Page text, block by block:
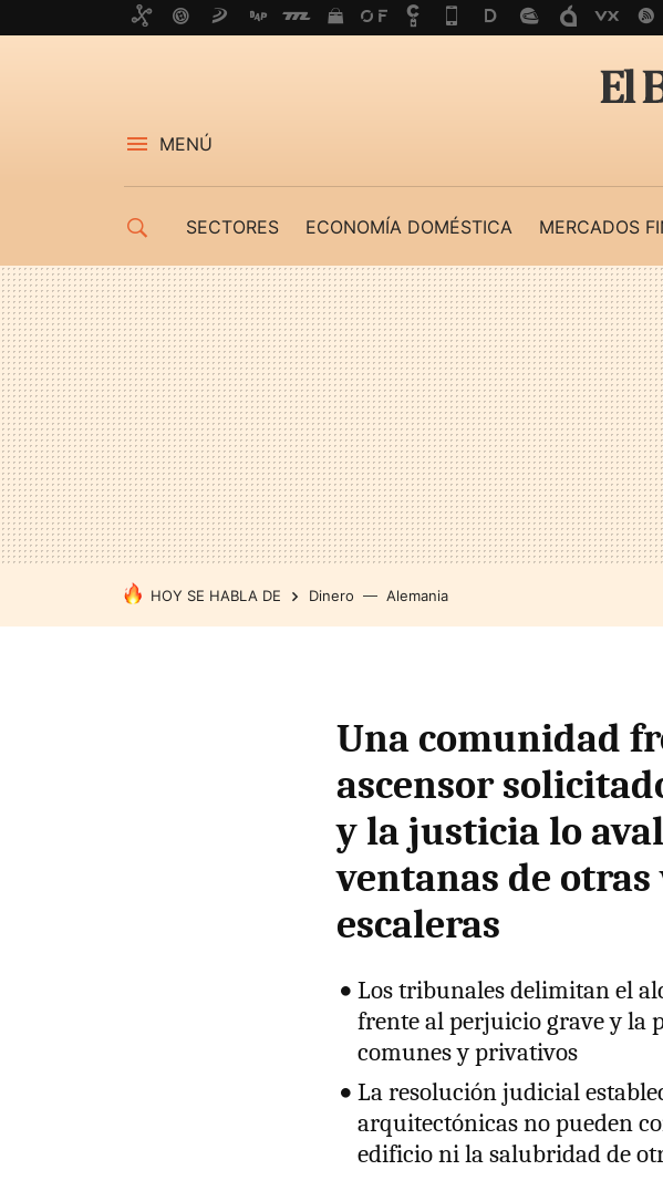
MENÚ
SECTORES ECONOMÍA DOMÉSTICA MERCADOS
HOY SE HABLA DE Dinero Alemania
Una comunidad
ascensor
y la justicia lo
ventanas de
escaleras
Los tribunales delimitan el
frente al perjuicio grave y la
comunes y privativos
La resolución judicial
arquitectónicas no pueden
edificio ni la salubridad de